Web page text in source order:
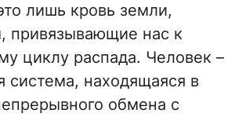
лишь кровь земли,
привязывающие нас к
циклу распада. Человек –
система, находящаяся в
обмена с